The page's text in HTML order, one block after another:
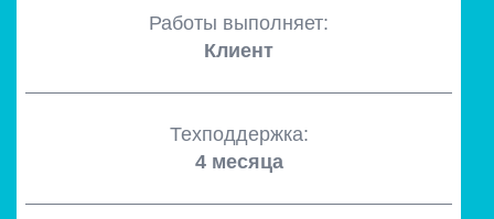
Работы выполняет:
Клиент
Техподдержка:
4 месяца